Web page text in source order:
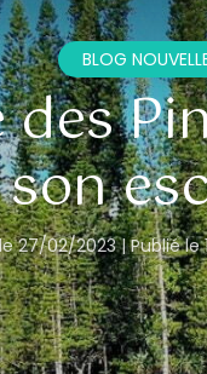
BLOG
des
27/02/2023 | Publié le